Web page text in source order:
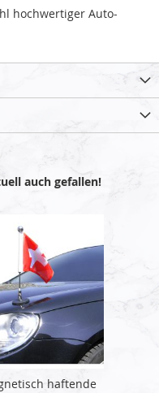
hochwertiger Auto-
auch gefallen!
haftende